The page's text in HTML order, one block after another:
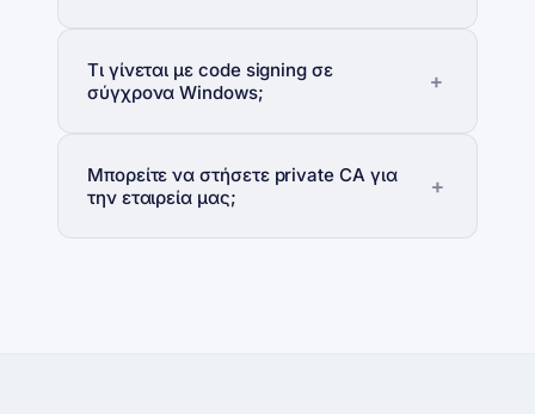
Τι γίνεται με code signing σε
σύγχρονα Windows;
Μπορείτε να στήσετε private CA για
την εταιρεία μας;